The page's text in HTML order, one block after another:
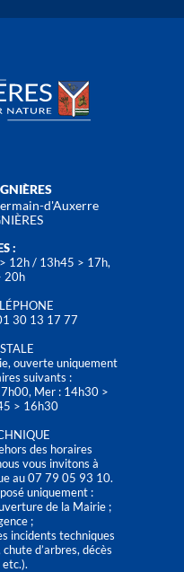
d'Auxerre
:
12h / 13h45 > 17h,
20h
30 13 17 77
ouverte uniquement
suivants :
Mer : 14h30 >
> 16h30
des horaires
vous invitons à
au 07 79 05 93 10.
uniquement :
de la Mairie ;
;
incidents techniques
d’arbres, décès
etc.).